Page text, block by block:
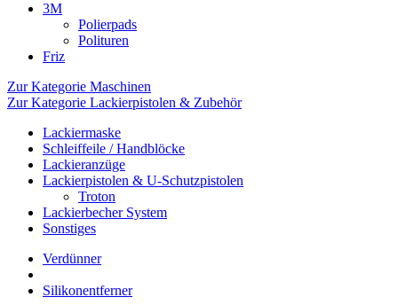
3M
Polierpads
Polituren
Friz
Zur Kategorie Maschinen
Zur Kategorie Lackierpistolen & Zubehör
Lackiermaske
Schleiffeile / Handblöcke
Lackieranzüge
Lackierpistolen & U-Schutzpistolen
Troton
Lackierbecher System
Sonstiges
Verdünner
Silikonentferner